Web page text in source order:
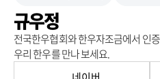
규우정
전국한우협회와 한우자조금에서 인
우리 한우를 만나 보세요.